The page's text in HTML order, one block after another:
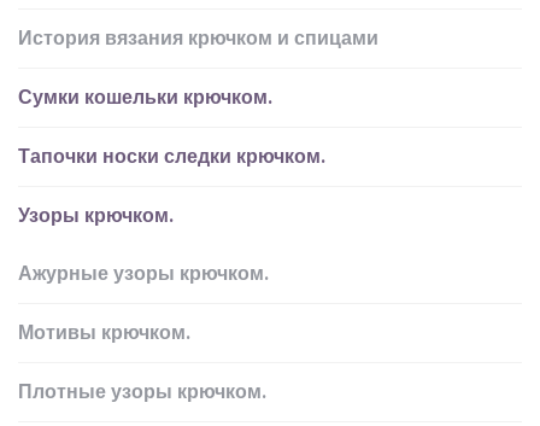
История вязания крючком и спицами
Сумки кошельки крючком.
Тапочки носки следки крючком.
Узоры крючком.
Ажурные узоры крючком.
Мотивы крючком.
Плотные узоры крючком.